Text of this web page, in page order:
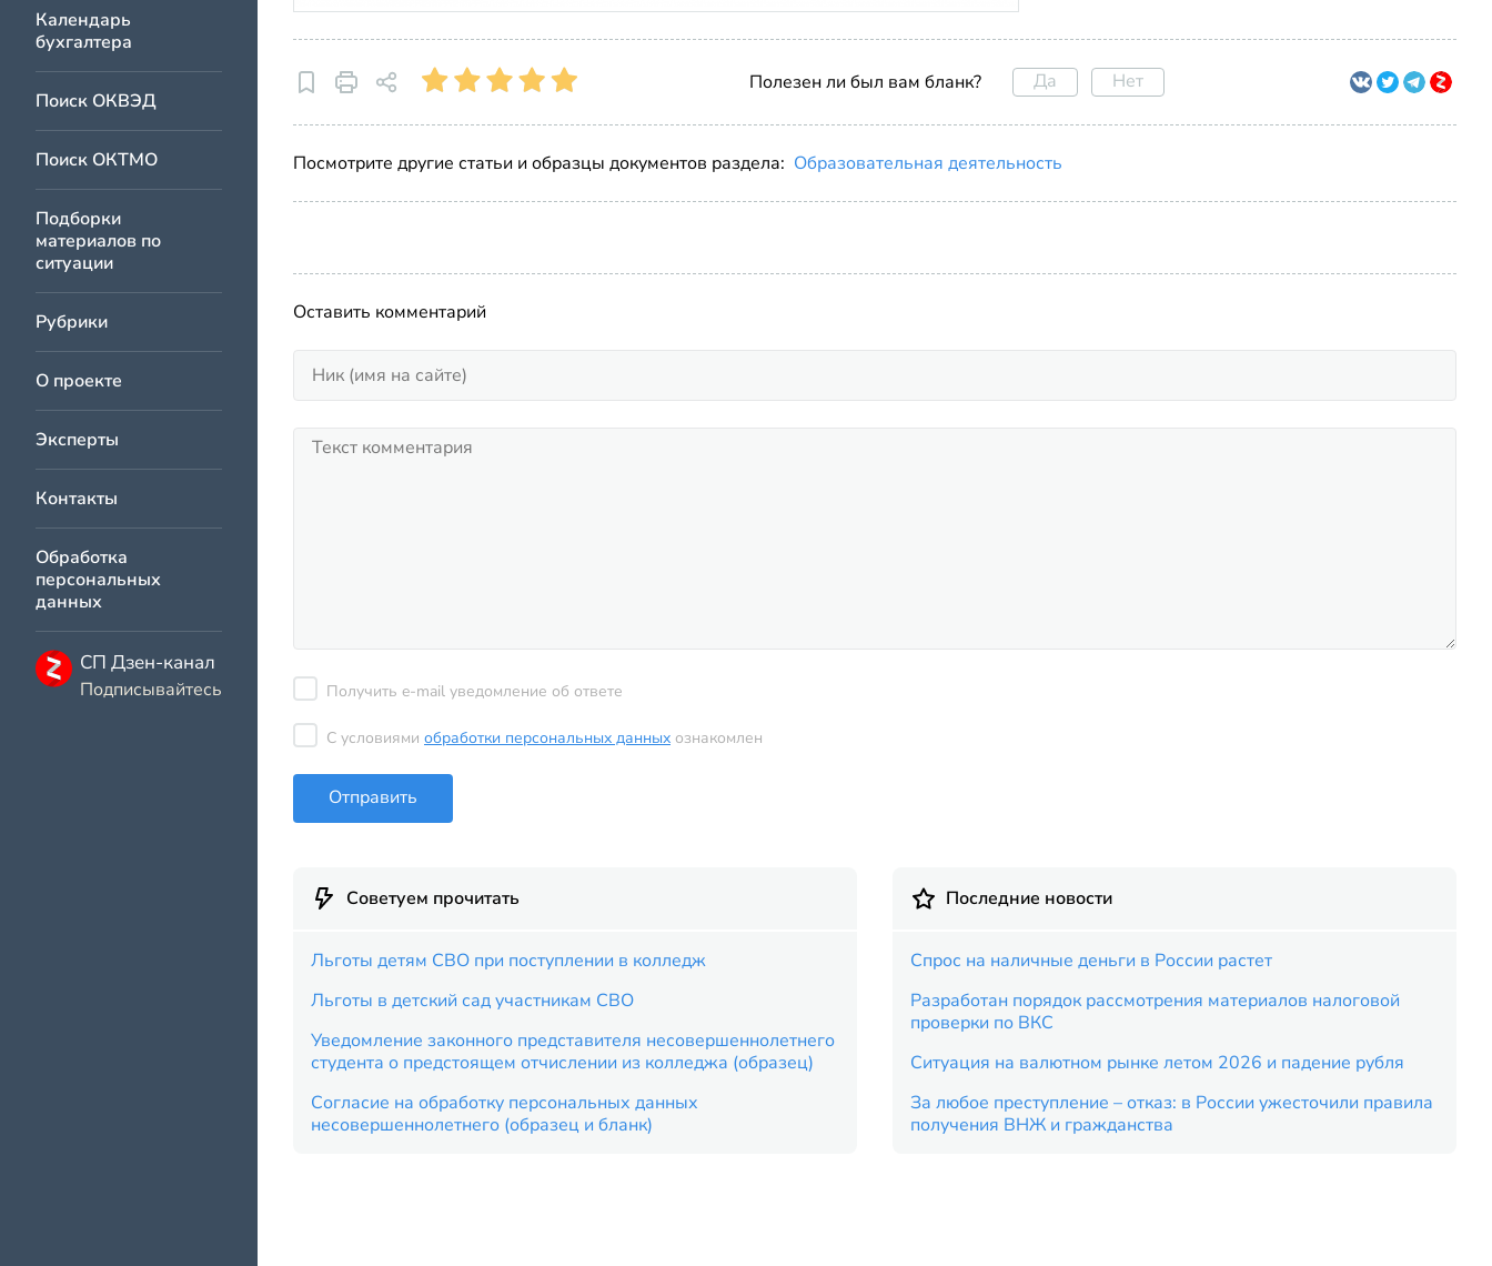
Календарь
бухгалтера
Поиск ОКВЭД
Поиск ОКТМО
Подборки
материалов по
ситуации
Рубрики
О проекте
Эксперты
Контакты
Обработка
персональных
данных
СП Дзен-канал
Подписывайтесь
Полезен ли был вам бланк? Да Нет
Посмотрите другие статьи и образцы документов раздела: Образовательная деятельность
Оставить комментарий
Получить e-mail уведомление об ответе
С условиями обработки персональных данных ознакомлен
Отправить
Советуем прочитать
Льготы детям СВО при поступлении в колледж
Льготы в детский сад участникам СВО
Уведомление законного представителя несовершеннолетнего
студента о предстоящем отчислении из колледжа (образец)
Согласие на обработку персональных данных
несовершеннолетнего (образец и бланк)
Последние новости
Спрос на наличные деньги в России растет
Разработан порядок рассмотрения материалов налоговой
проверки по ВКС
Ситуация на валютном рынке летом 2026 и падение рубля
За любое преступление – отказ: в России ужесточили правила
получения ВНЖ и гражданства